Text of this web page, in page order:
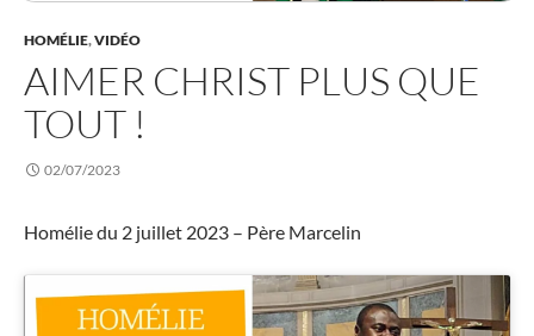
HOMÉLIE,VIDÉO
AIMER CHRIST PLUS QUE
TOUT !
02/07/2023
Homélie du 2 juillet 2023 – Père Marcelin